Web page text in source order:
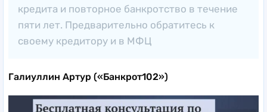
кредита и повторное банкротство в течение
пяти лет. Предварительно обратитесь к
своему кредитору и в МФЦ
Галиуллин Артур («Банкрот102»)